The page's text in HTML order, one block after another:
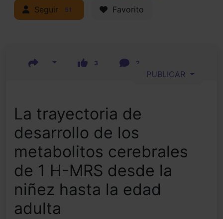
Seguir 51 Favorito
3 2
PUBLICAR
La trayectoria de
desarrollo de los
metabolitos cerebrales
de 1 H-MRS desde la
niñez hasta la edad
adulta